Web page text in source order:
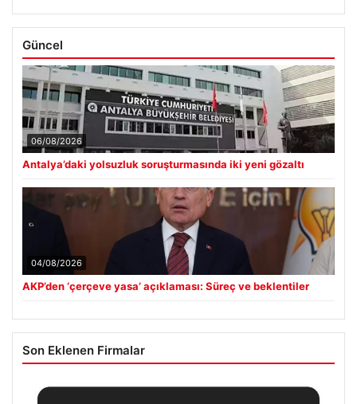
Güncel
06/08/2026
Antalya’daki yolsuzluk soruşturmasında iki yeni gözaltı
04/08/2026
AKP’den ‘çerçeve yasa’ açıklaması: Süreç ve beklentiler
Son Eklenen Firmalar